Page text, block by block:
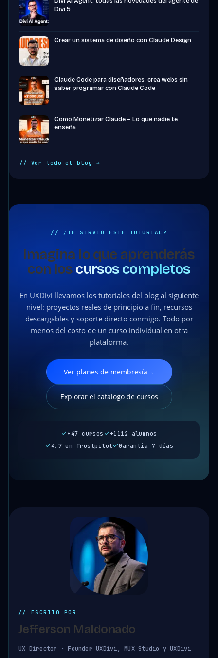
Divi 5
Crear un sistema de diseño con Claude Design
Claude Code para diseñadores: crea webs sin
saber programar con Claude Code
Como Monetizar Claude – Lo que nadie te
enseña
// Ver todo el blog →
// ¿TE SIRVIÓ ESTE TUTORIAL?
Imagina lo que aprenderás
con los cursos completos
En UXDivi llevamos los tutoriales del blog al siguiente
nivel: proyectos reales de principio a fin, recursos
descargables y soporte directo conmigo. Todo por
menos del costo de un curso individual en otra
plataforma.
Ver planes de membresía→
Explorar el catálogo de cursos
+47 cursos
+1112 alumnos
4.7 en Trustpilot
Garantía 7 días
// ESCRITO POR
Jefferson Maldonado
UX Director · Founder UXDivi, MUX Studio y UXDivi